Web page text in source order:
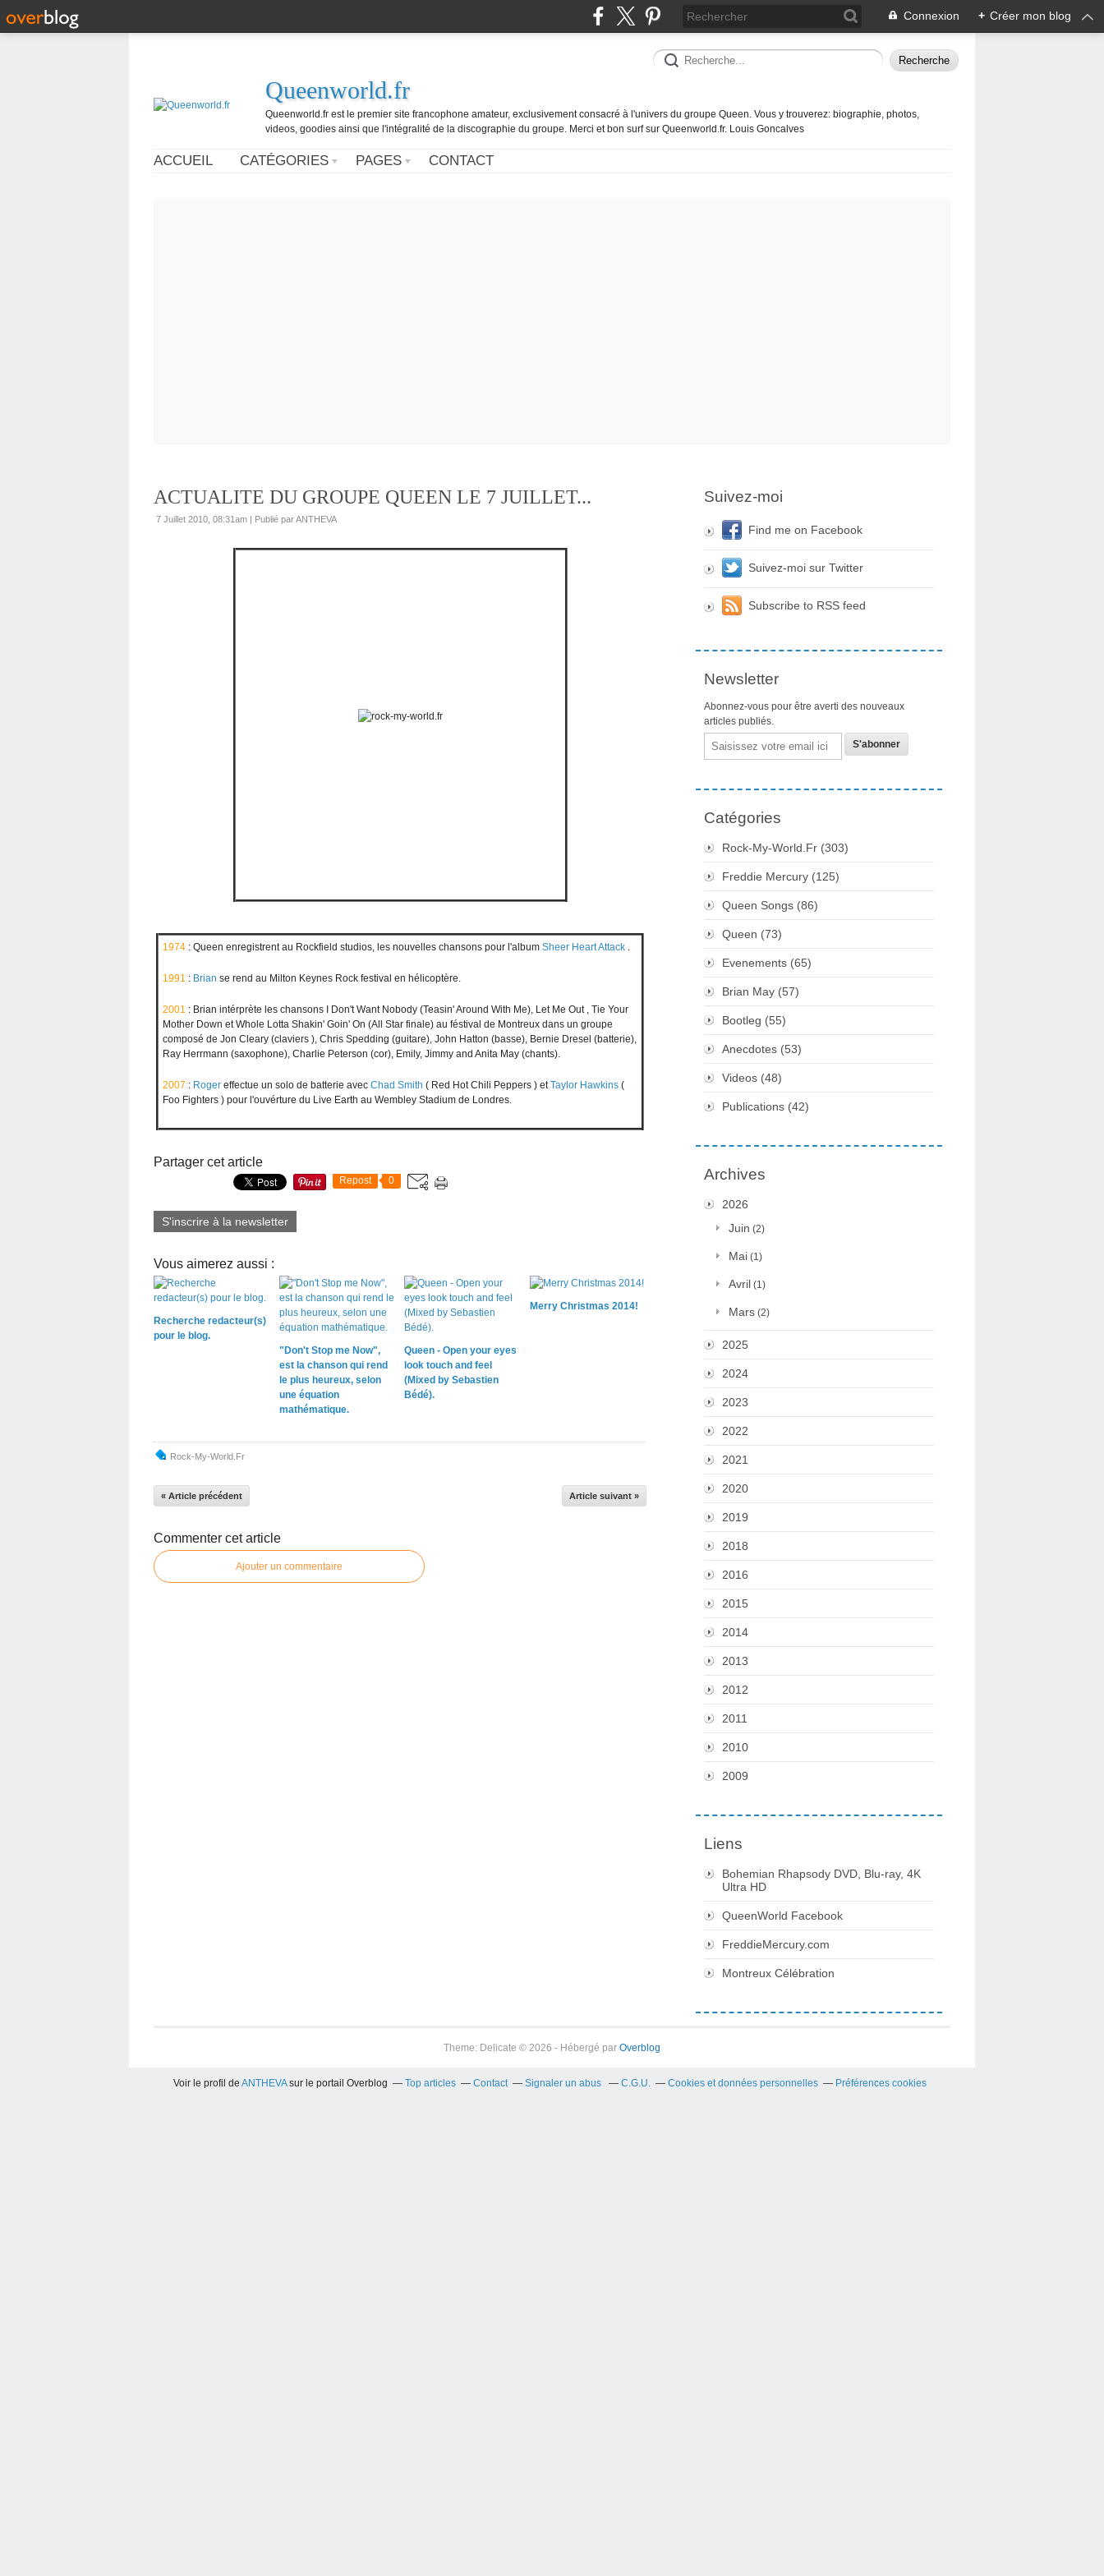
Connexion + Créer mon blog
Queenworld.fr
Queenworld.fr est le premier site francophone amateur, exclusivement consacré à l'univers du groupe Queen. Vous y trouverez: biographie, photos,
videos, goodies ainsi que l'intégralité de la discographie du groupe. Merci et bon surf sur Queenworld.fr. Louis Goncalves
ACCUEIL CATÉGORIES PAGES CONTACT
ACTUALITE DU GROUPE QUEEN LE 7 JUILLET...
7 Juillet 2010, 08:31am | Publié par ANTHEVA
1974 : Queen enregistrent au Rockfield studios, les nouvelles chansons pour l'album Sheer Heart Attack .
1991 : Brian se rend au Milton Keynes Rock festival en hélicoptère.
2001 : Brian intérprète les chansons I Don't Want Nobody (Teasin' Around With Me), Let Me Out , Tie Your
Mother Down et Whole Lotta Shakin' Goin' On (All Star finale) au féstival de Montreux dans un groupe
composé de Jon Cleary (claviers ), Chris Spedding (guitare), John Hatton (basse), Bernie Dresel (batterie),
Ray Herrmann (saxophone), Charlie Peterson (cor), Emily, Jimmy and Anita May (chants).
2007 : Roger effectue un solo de batterie avec Chad Smith ( Red Hot Chili Peppers ) etTaylor Hawkins (
Foo Fighters ) pour l'ouvérture du Live Earth au Wembley Stadium de Londres.
Partager cet article
Repost 0
S'inscrire à la newsletter
Vous aimerez aussi :
Recherche redacteur(s)
pour le blog.
"Don't Stop me Now",
est la chanson qui rend
le plus heureux, selon
une équation
mathématique.
Queen - Open your eyes
look touch and feel
(Mixed by Sebastien
Bédé).
Merry Christmas 2014!
Rock-My-World.fr
« Article précédent Article suivant »
Commenter cet article
Ajouter un commentaire
Suivez-moi
Find me on Facebook
Suivez-moi sur Twitter
Subscribe to RSS feed
Newsletter
Abonnez-vous pour être averti des nouveaux
articles publiés.
Email
Catégories
Rock-My-World.fr (303)
Freddie Mercury (125)
Queen Songs (86)
Queen (73)
Evenements (65)
Brian May (57)
Bootleg (55)
Anecdotes (53)
Videos (48)
Publications (42)
Archives
2026
Juin (2)
Mai (1)
Avril (1)
Mars (2)
2025
2024
2023
2022
2021
2020
2019
2018
2016
2015
2014
2013
2012
2011
2010
2009
Liens
Bohemian Rhapsody DVD, Blu-ray, 4K
Ultra HD
QueenWorld Facebook
FreddieMercury.com
Montreux Célébration
Theme: Delicate © 2026 - Hébergé par Overblog
Voir le profil de ANTHEVAsur le portail Overblog Top articles Contact Signaler un abus C.G.U. Cookies et données personnelles Préférences cookies